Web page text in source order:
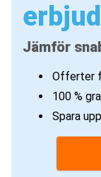
Jämför
Offerter
100 %
Spara